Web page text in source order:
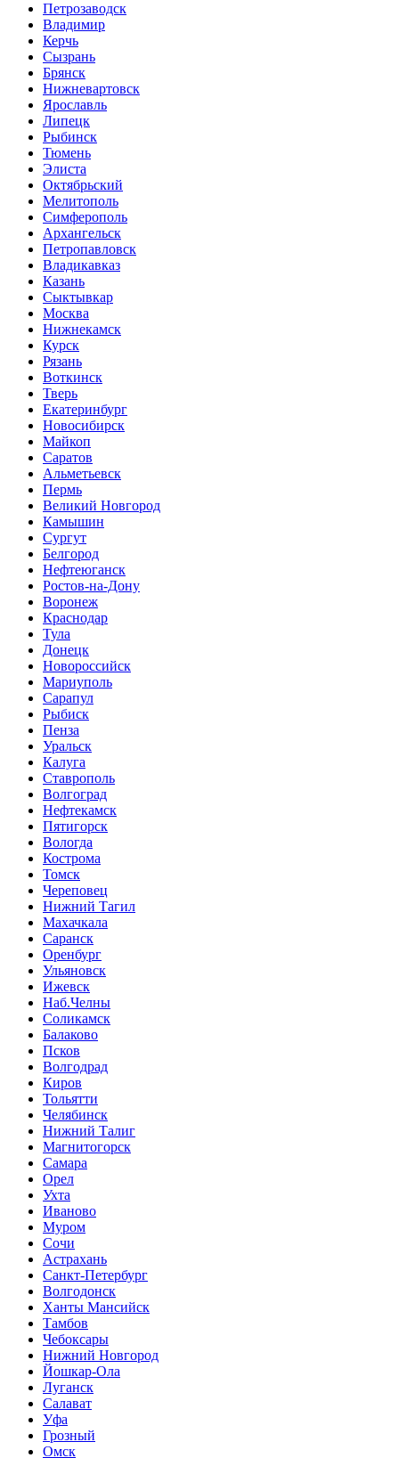
Петрозаводск
Владимир
Керчь
Сызрань
Брянск
Нижневартовск
Ярославль
Липецк
Рыбинск
Тюмень
Элиста
Октябрьский
Мелитополь
Симферополь
Архангельск
Петропавловск
Владикавказ
Казань
Сыктывкар
Москва
Нижнекамск
Курск
Рязань
Воткинск
Тверь
Екатеринбург
Новосибирск
Майкоп
Саратов
Альметьевск
Пермь
Великий Новгород
Камышин
Сургут
Белгород
Нефтеюганск
Ростов-на-Дону
Воронеж
Краснодар
Тула
Донецк
Новороссийск
Мариуполь
Сарапул
Рыбиск
Пенза
Уральск
Калуга
Ставрополь
Волгоград
Нефтекамск
Пятигорск
Вологда
Кострома
Томск
Череповец
Нижний Тагил
Махачкала
Саранск
Оренбург
Ульяновск
Ижевск
Наб.Челны
Соликамск
Балаково
Псков
Волгодрад
Киров
Тольятти
Челябинск
Нижний Талиг
Магнитогорск
Самара
Орел
Ухта
Иваново
Муром
Сочи
Астрахань
Санкт-Петербург
Волгодонск
Ханты Мансийск
Тамбов
Чебоксары
Нижний Новгород
Йошкар-Ола
Луганск
Салават
Уфа
Грозный
Омск